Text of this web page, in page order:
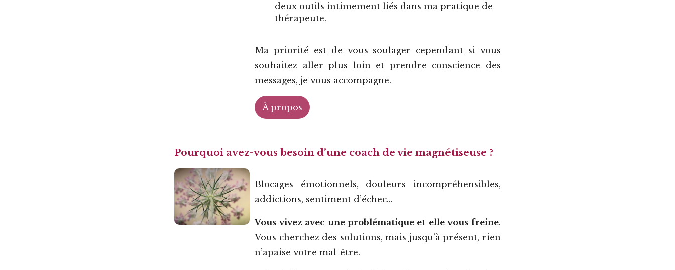
deux outils intimement liés dans ma pratique de
thérapeute.
Ma priorité est de vous soulager cependant si vous
souhaitez aller plus loin et prendre conscience des
messages, je vous accompagne.
À propos
Pourquoi avez-vous besoin d’une coach de vie magnétiseuse ?
Blocages émotionnels, douleurs incompréhensibles,
addictions, sentiment d’échec…
Vous vivez avec une problématique et elle vous freine.
Vous cherchez des solutions, mais jusqu’à présent, rien
n’apaise votre mal-être.